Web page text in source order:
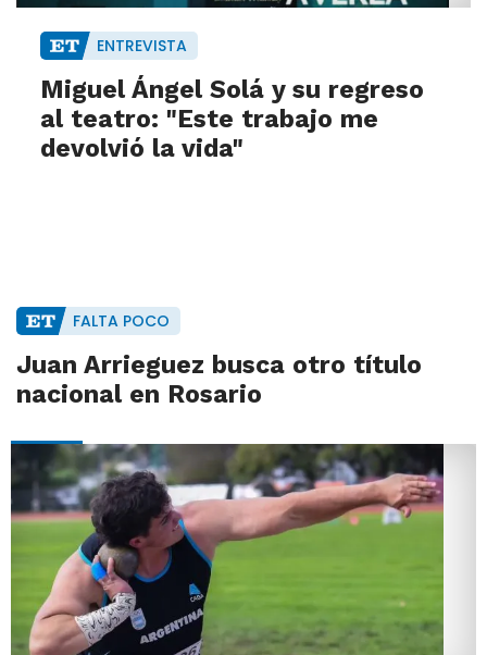
ENTREVISTA
Miguel Ángel Solá y su regreso
al teatro: "Este trabajo me
devolvió la vida"
FALTA POCO
Juan Arrieguez busca otro título
nacional en Rosario